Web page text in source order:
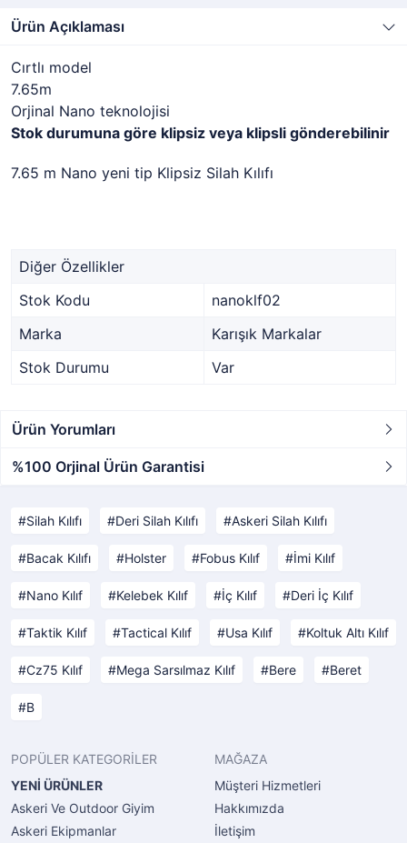
Ürün Açıklaması
Cırtlı model
7.65m
Orjinal Nano teknolojisi
Stok durumuna göre klipsiz veya klipsli gönderebilinir
7.65 m Nano yeni tip Klipsiz Silah Kılıfı
Diğer Özellikler
Stok Kodu
nanoklf02
Marka
Karışık Markalar
Stok Durumu
Var
Ürün Yorumları
%100 Orjinal Ürün Garantisi
Silah Kılıfı Deri Silah Kılıfı Askeri Silah Kılıfı
Bacak Kılıfı Holster Fobus Kılıf İmi Kılıf
Nano Kılıf Kelebek Kılıf İç Kılıf Deri İç Kılıf
Taktik Kılıf Tactical Kılıf Usa Kılıf Koltuk Altı Kılıf
Cz75 Kılıf Mega Sarsılmaz Kılıf Bere Beret
B
POPÜLER KATEGORİLER
YENİ ÜRÜNLER
Askeri Ve Outdoor Giyim
Askeri Ekipmanlar
MAĞAZA
Müşteri Hizmetleri
Hakkımızda
İletişim